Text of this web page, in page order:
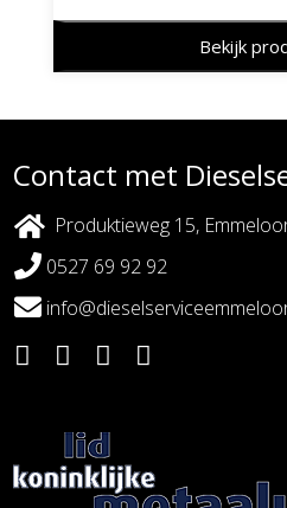
Bekijk
Contact met
Produktieweg 15,
0527 69 92 92